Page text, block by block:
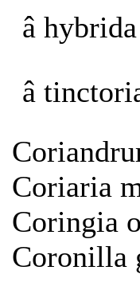
â
â
Coriaria
Coringia
Coronilla